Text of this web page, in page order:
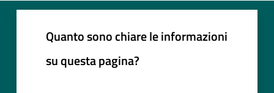
Quanto sono chiare le informazioni
su questa pagina?